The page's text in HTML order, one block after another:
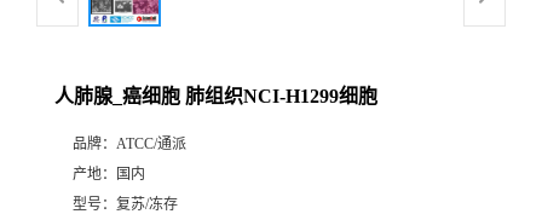
人肺腺_癌细胞 肺组织NCI-H1299细胞
品牌： ATCC/通派
产地：
国内
型号： 复苏/冻存